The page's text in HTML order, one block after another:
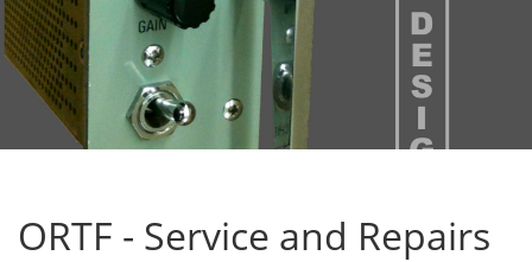
ORTF - Service and Repairs